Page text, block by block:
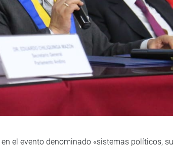
el evento denominado «sistemas políticos,